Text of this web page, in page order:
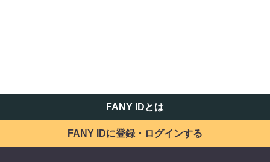
FANY IDとは
FANY IDに登録・ログインする